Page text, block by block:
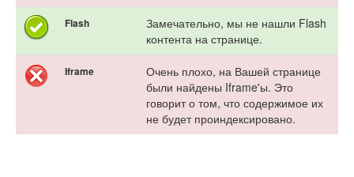
Flash
Замечательно, мы не нашли Flash
контента на странице.
Iframe
Очень плохо, на Вашей странице
были найдены Iframe'ы. Это
говорит о том, что содержимое их
не будет проиндексировано.